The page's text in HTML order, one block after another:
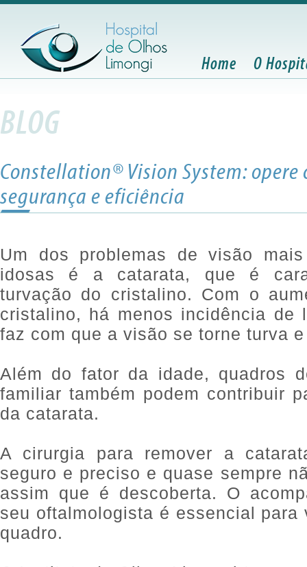
Home O
BLOG
Constellation® Vision System:
segurança e eficiência
Um dos problemas de visão
idosas é a catarata, que é
turvação do cristalino. Com o
cristalino, há menos incidência
faz com que a visão se torne turva
Além do fator da idade, quadros
familiar também podem contribuir
da catarata.
A cirurgia para remover a
seguro e preciso e quase sempre
assim que é descoberta. O
seu oftalmologista é essencial
quadro.